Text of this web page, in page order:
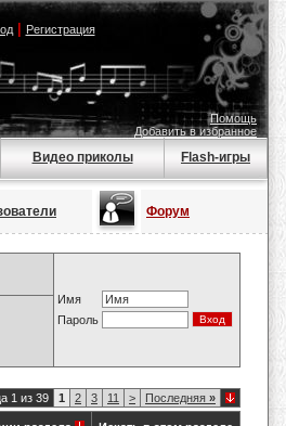
| Регистрация
Помощь
Добавить в избранное
Видео приколы Flash-игры
Форум
Имя
Пароль
1 из 39 1 2 3 11 > Последняя »